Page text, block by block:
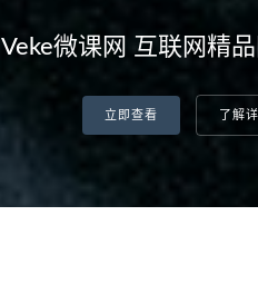
Veke微课网 互联网精
立即查看 了解